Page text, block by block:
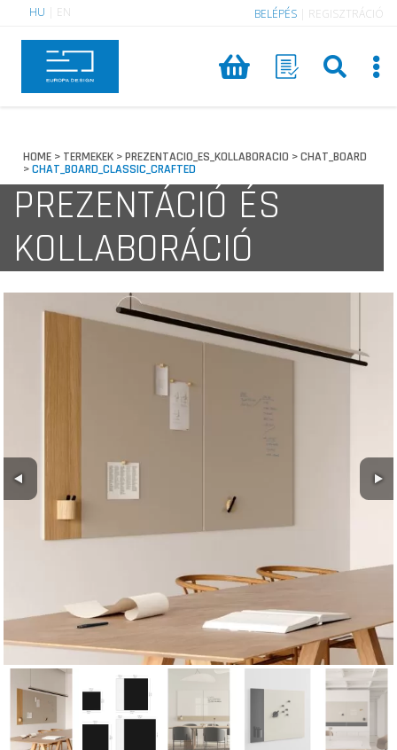
HU EN BELÉPÉS REGISZTRÁCIÓ
HOME > TERMEKEK >PREZENTACIO_ES_KOLLABORACIO >CHAT_BOARD
>CHAT_BOARD_CLASSIC_CRAFTED
PREZENTÁCIÓ ÉS
KOLLABORÁCIÓ